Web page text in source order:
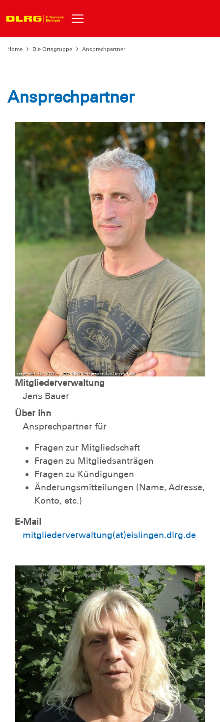
Home Die Ortsgruppe Ansprechpartner
Ansprechpartner
Mitgliederverwaltung
Jens Bauer
Über ihn
Ansprechpartner für
Fragen zur Mitgliedschaft
Fragen zu Mitgliedsanträgen
Fragen zu Kündigungen
Änderungsmitteilungen (Name, Adresse,
Konto, etc.)
E-Mail
mitgliederverwaltung(at)eislingen.dlrg.de